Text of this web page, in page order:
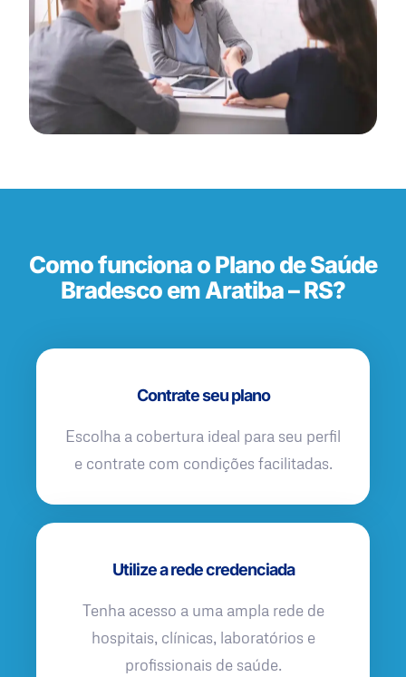
Como funciona o Plano de Saúde
Bradesco em Aratiba – RS?
Contrate seu plano
Escolha a cobertura ideal para seu perfil
e contrate com condições facilitadas.
Utilize a rede credenciada
Tenha acesso a uma ampla rede de
hospitais, clínicas, laboratórios e
profissionais de saúde.